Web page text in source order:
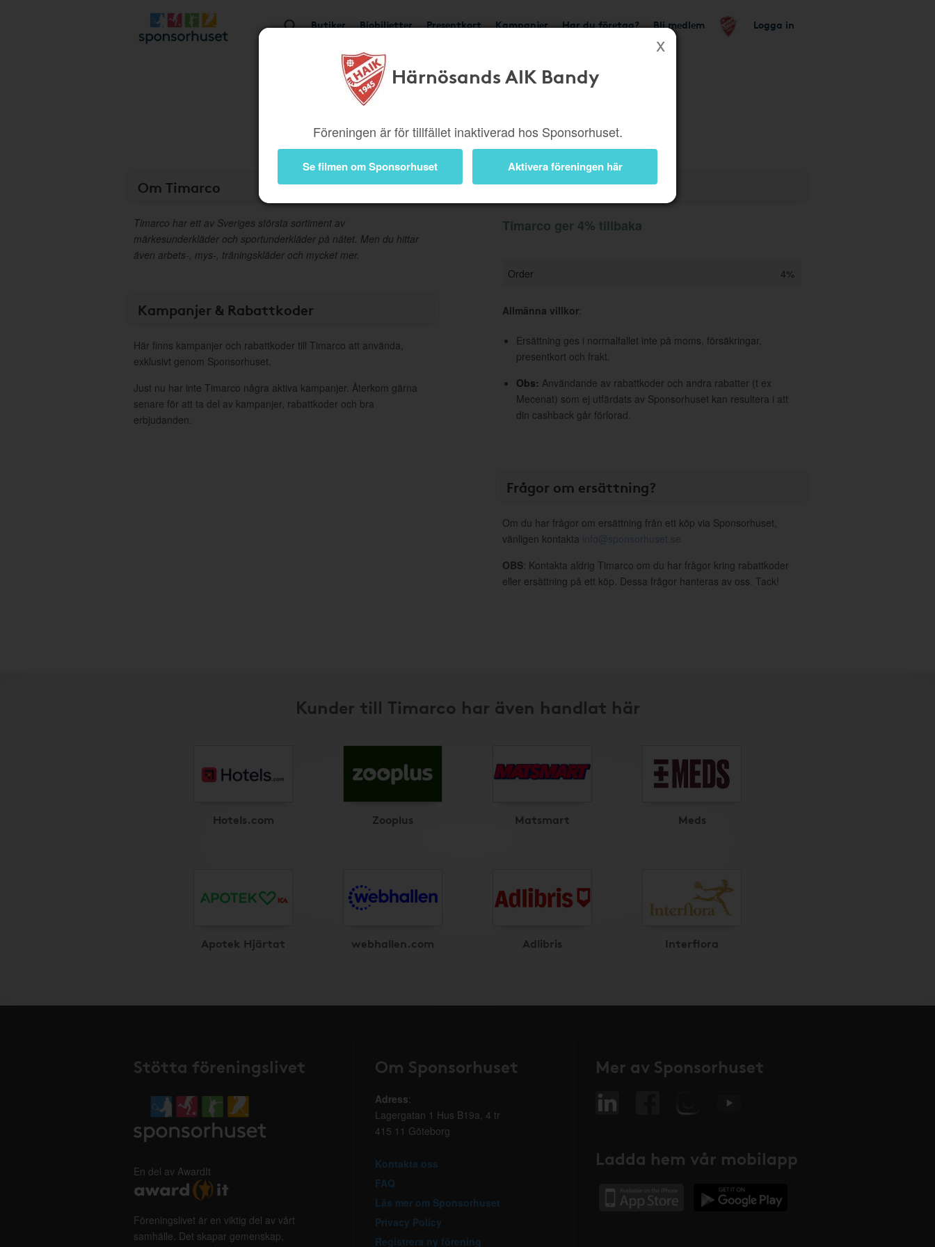
Butiker Biobiljetter Presentkort Kampanjer Har du företag? Bli medlem Logga in
Härnösands AIK Bandy
Föreningen är för tillfället inaktiverad hos Sponsorhuset.
Se filmen om Sponsorhuset Aktivera föreningen här
Om Timarco
Timarco har ett av Sveriges största sortiment av
märkesunderkläder och sportunderkläder på nätet. Men du hittar
även arbets-, mys-, träningskläder och mycket mer.
Kampanjer & Rabattkoder
Här finns kampanjer och rabattkoder till Timarco att använda,
exklusivt genom Sponsorhuset.
Just nu har inte Timarco några aktiva kampanjer. Återkom gärna
senare för att ta del av kampanjer, rabattkoder och bra
erbjudanden.
Information
Timarco ger 4% tillbaka
Order 4%
Allmänna villkor:
Ersättning ges i normalfallet inte på moms, försäkringar,
presentkort och frakt.
Obs: Användande av rabattkoder och andra rabatter (t ex
Mecenat) som ej utfärdats av Sponsorhuset kan resultera i att
din cashback går förlorad.
Frågor om ersättning?
Om du har frågor om ersättning från ett köp via Sponsorhuset,
vänligen kontakta info@sponsorhuset.se
OBS: Kontakta aldrig Timarco om du har frågor kring rabattkoder
eller ersättning på ett köp. Dessa frågor hanteras av oss. Tack!
Kunder till Timarco har även handlat här
Hotels.com Zooplus Matsmart Meds
Apotek Hjärtat webhallen.com Adlibris Interflora
Stötta föreningslivet
En del av AwardIt
Föreningslivet är en viktig del av vårt
samhälle. Det skapar gemenskap,
Om Sponsorhuset
Adress:
Lagergatan 1 Hus B19a, 4 tr
415 11 Göteborg
Kontakta oss
FAQ
Läs mer om Sponsorhuset
Privacy Policy
Registrera ny förening
Mer av Sponsorhuset
Ladda hem vår mobilapp